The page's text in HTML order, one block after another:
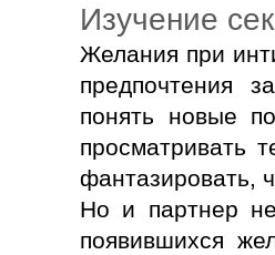
Изучение
Желания при
предпочтения
понять новые
просматривать
фантазировать,
Но и партнер
появившихся